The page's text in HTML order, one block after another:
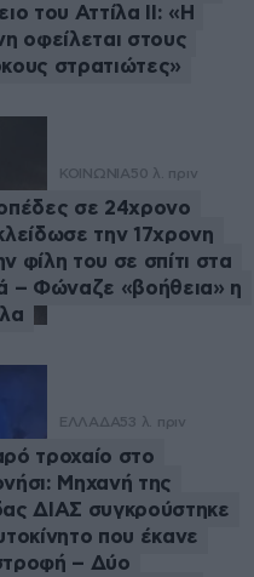
του Αττίλα ΙΙ: «Η
οφείλεται στους
στρατιώτες»
ΚΟΙΝΩΝΙΑ50 λ. πριν
σε 24χρονο
την 17χρονη
φίλη του σε σπίτι στα
– Φώναζε «βοήθεια» η
ΕΛΛΑΔΑ53 λ. πριν
τροχαίο στο
Μηχανή της
ΔΙΑΣ συγκρούστηκε
που έκανε
– Δύο